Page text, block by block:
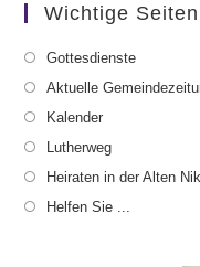
Wichtige Seiten
Gottesdienste
Aktuelle
Kalender
Lutherweg
Heiraten in der Alten
Helfen Sie ...